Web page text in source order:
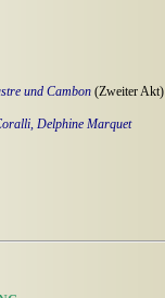
und Cambon (Zweiter Akt)
Delphine Marquet